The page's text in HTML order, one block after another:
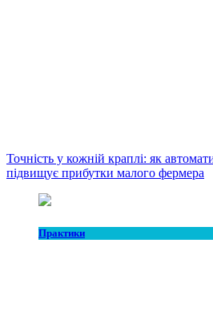
Точність у кожній краплі: як
підвищує прибутки малого фермера
Практики